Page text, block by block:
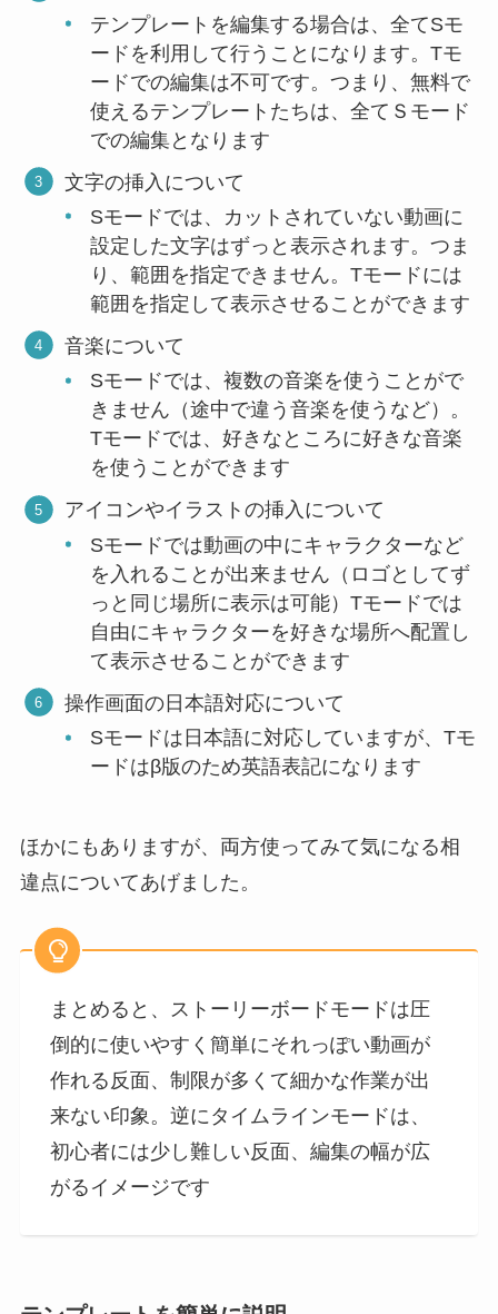
テンプレートを編集する場合は、全てSモ
ードを利用して行うことになります。Tモ
ードでの編集は不可です。つまり、無料で
使えるテンプレートたちは、全てＳモード
での編集となります
文字の挿入について
Sモードでは、カットされていない動画に
設定した文字はずっと表示されます。つま
り、範囲を指定できません。Tモードには
範囲を指定して表示させることができます
音楽について
Sモードでは、複数の音楽を使うことがで
きません（途中で違う音楽を使うなど）。
Tモードでは、好きなところに好きな音楽
を使うことができます
アイコンやイラストの挿入について
Sモードでは動画の中にキャラクターなど
を入れることが出来ません（ロゴとしてず
っと同じ場所に表示は可能）Tモードでは
自由にキャラクターを好きな場所へ配置し
て表示させることができます
操作画面の日本語対応について
Sモードは日本語に対応していますが、Tモ
ードはβ版のため英語表記になります
ほかにもありますが、両方使ってみて気になる相
違点についてあげました。
まとめると、ストーリーボードモードは圧
倒的に使いやすく簡単にそれっぽい動画が
作れる反面、制限が多くて細かな作業が出
来ない印象。逆にタイムラインモードは、
初心者には少し難しい反面、編集の幅が広
がるイメージです